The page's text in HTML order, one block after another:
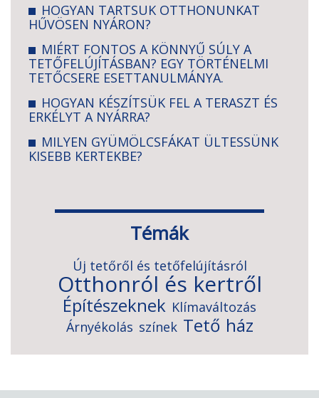
HOGYAN TARTSUK OTTHONUNKAT
HŰVÖSEN NYÁRON?
MIÉRT FONTOS A KÖNNYŰ SÚLY A
TETŐFELÚJÍTÁSBAN? EGY TÖRTÉNELMI
TETŐCSERE ESETTANULMÁNYA.
HOGYAN KÉSZÍTSÜK FEL A TERASZT ÉS
ERKÉLYT A NYÁRRA?
MILYEN GYÜMÖLCSFÁKAT ÜLTESSÜNK
KISEBB KERTEKBE?
Témák
Új tetőről és tetőfelújításról
Otthonról és kertről
Építészeknek Klímaváltozás
Árnyékolás színek Tető ház